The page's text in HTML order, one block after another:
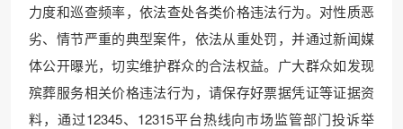
力度和巡查频率，依法查处各类价格违法行为。对性质恶
劣、情节严重的典型案件，依法从重处罚，并通过新闻媒
体公开曝光，切实维护群众的合法权益。广大群众如发现
殡葬服务相关价格违法行为，请保存好票据凭证等证据资
料，通过12345、12315平台热线向市场监管部门投诉举